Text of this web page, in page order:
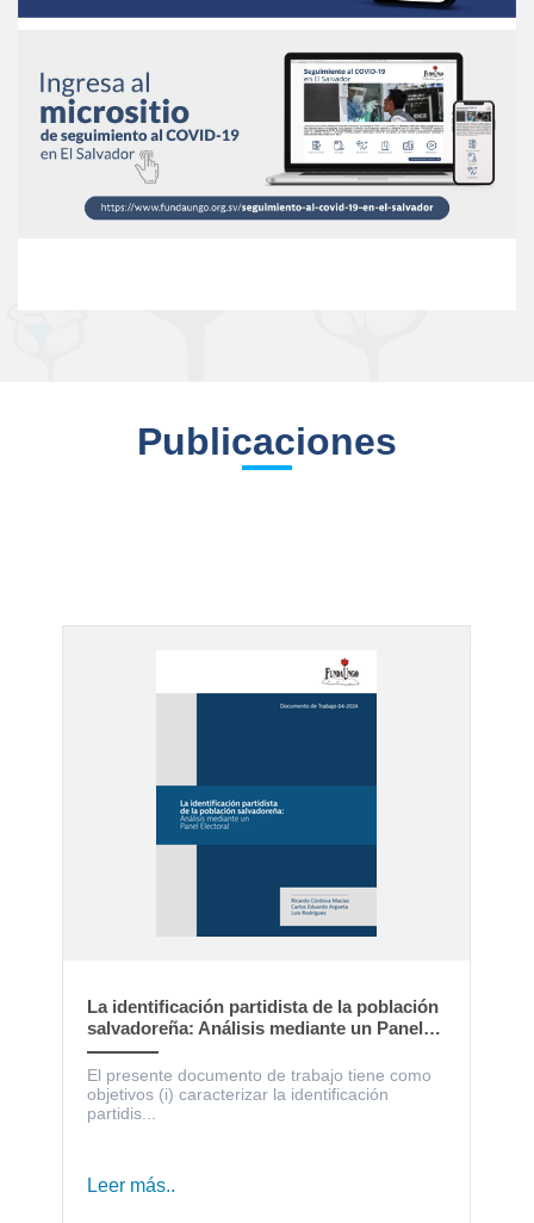
Publicaciones
La identificación partidista de la población
salvadoreña: Análisis mediante un Panel
Electoral
El presente documento de trabajo tiene como
objetivos (i) caracterizar la identificación
partidis...
Leer más..